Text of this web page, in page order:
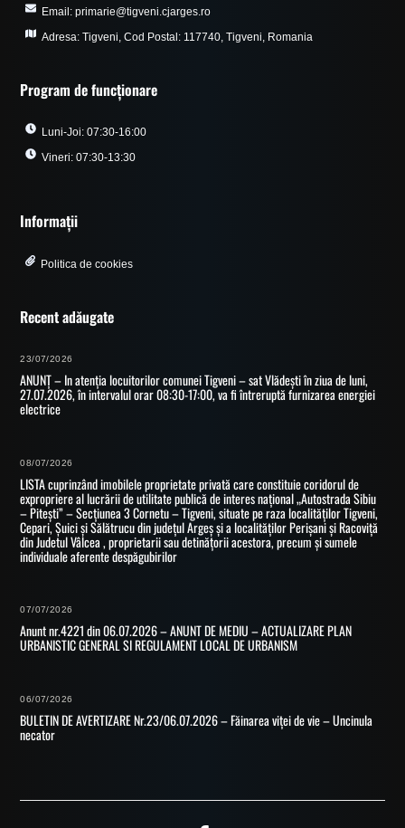
Email: primarie@tigveni.cjarges.ro
Adresa: Tigveni, Cod Postal: 117740, Tigveni, Romania
Program de funcționare
Luni-Joi: 07:30-16:00
Vineri: 07:30-13:30
Informații
Politica de cookies
Recent adăugate
23/07/2026
ANUNȚ – In atenția locuitorilor comunei Tigveni – sat Vlădești în ziua de luni,
27.07.2026, în intervalul orar 08:30-17:00, va fi întreruptă furnizarea energiei
electrice
08/07/2026
LISTA cuprinzând imobilele proprietate privată care constituie coridorul de
expropriere al lucrării de utilitate publică de interes național „Autostrada Sibiu
– Pitești” – Secțiunea 3 Cornetu – Tigveni, situate pe raza localităților Tigveni,
Cepari, Șuici și Sălătrucu din județul Argeș și a localităților Perișani și Racoviță
din Judetul Vâlcea , proprietarii sau detinățorii acestora, precum și sumele
individuale aferente despăgubirilor
07/07/2026
Anunt nr.4221 din 06.07.2026 – ANUNT DE MEDIU – ACTUALIZARE PLAN
URBANISTIC GENERAL SI REGULAMENT LOCAL DE URBANISM
06/07/2026
BULETIN DE AVERTIZARE Nr.23/06.07.2026 – Făinarea viței de vie – Uncinula
necator